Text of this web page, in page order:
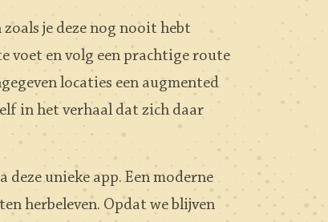
je deze nog nooit hebt
voet en volg een prachtige route
locaties een augmented
in het verhaal dat zich daar
unieke app. Een moderne
herbeleven. Opdat we blijven